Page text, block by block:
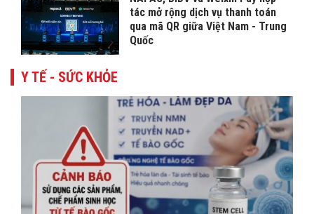
tác mở rộng dịch vụ thanh toán
qua mã QR giữa Việt Nam - Trung
Quốc
Y TẾ - SỨC KHỎE